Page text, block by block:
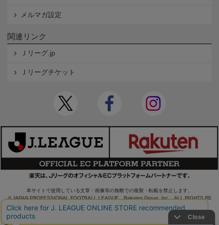
メルマガ設定
関連リンク
Ｊリーグ.jp
Ｊリーグチケット
本サイトで使用している文章・画像等の無断での複製・転載を禁止します。
© JAPAN PROFESSIONAL FOOTBALL LEAGUE Rakuten Group, Inc. ALL RIGHTS RE
SERVED.